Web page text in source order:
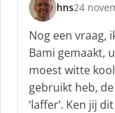
hns
s
c
h
r
e
e
f
24
Nog een vraag,
Bami gemaakt,
moest witte
gebruikt heb,
‘laffer’. Ken jij